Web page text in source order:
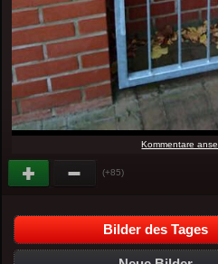
Kommentare
(+85)
Bilder des Tages